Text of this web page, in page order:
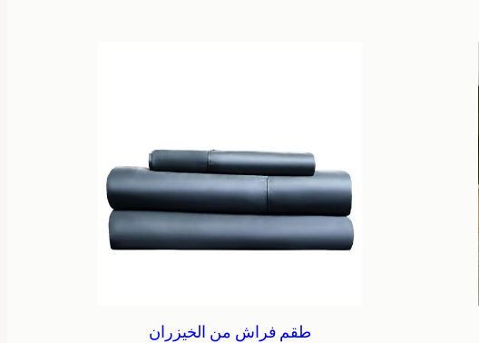
طقم فراش من الخيزران